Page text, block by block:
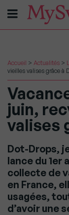
Accueil > Actualités >
vieilles valises grâce à
juin,
valises
Dot-Drops,
lance du 1er
collecte de
en France,
usagées,
d’avoir une